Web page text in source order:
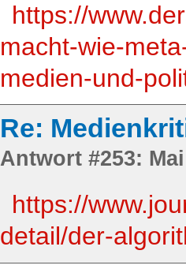
https://
macht-wie-
medien-und-
Re:
Antwort #253:
https://
detail/der-